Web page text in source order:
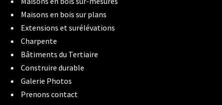
Maisons en bois sur plans
Extensions et surélévations
Charpente
Bâtiments du Tertiaire
Construire durable
Galerie Photos
Prenons contact